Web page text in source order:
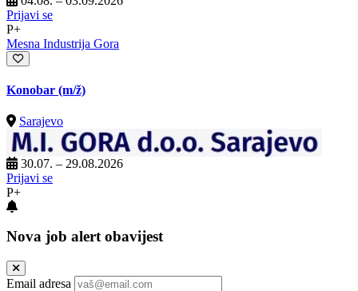
Prijavi se
P+
Mesna Industrija Gora
Konobar (m/ž)
Sarajevo
30.07. – 29.08.2026
Prijavi se
P+
Nova job alert obavijest
Email adresa